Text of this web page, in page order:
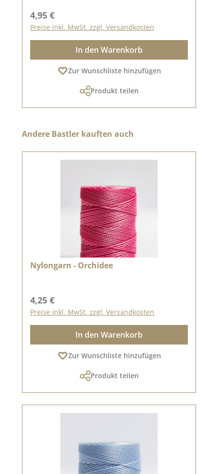
Regulärer Preis:
4,95 €
Preise inkl. MwSt. zzgl. Versandkosten
In den Warenkorb
Zur Wunschliste hinzufügen
Produkt teilen
Produktgalerie überspringen
Andere Bastler kauften auch
Nylongarn - Orchidee
Regulärer Preis:
4,25 €
Preise inkl. MwSt. zzgl. Versandkosten
In den Warenkorb
Zur Wunschliste hinzufügen
Produkt teilen